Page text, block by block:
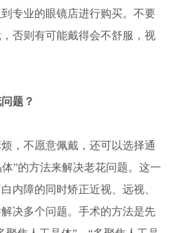
专业的眼镜店进行购买。不要
否则有可能戴得会不舒服，视
题？
，不愿意佩戴，还可以选择通
”的方法来解决老花问题。这一
内障的同时矫正近视、远视、
决多个问题。手术的方法是先